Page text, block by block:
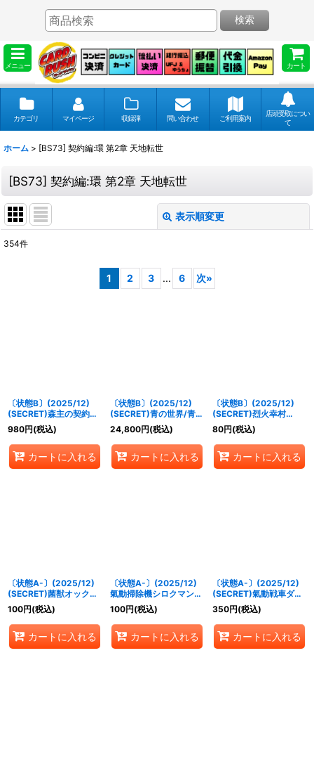
メニュー カート
検索
カテゴリ マイページ 収録弾 問い合わせ ご利用案内
店頭受取につい
て
ホーム > [BS73] 契約編:環 第2章 天地転世
[BS73] 契約編:環 第2章 天地転世
表示順変更
354件
1 2 3 ... 6 次»
〔状態B〕(2025/12)
(SECRET)森主の契約神
ユム・カアシュ【契約X-
SEC】{BS73-CX01}
《緑》
980円(税込)
カートに入れる
〔状態B〕(2025/12)
(SECRET)青の世界/青き
異神【CP-SEC】
{BS73-TCP06a/BS73-
TCP06b}《青》
24,800円(税込)
カートに入れる
〔状態B〕(2025/12)
(SECRET)烈火幸村
【CP-SEC】{BS73-
CP02}《赤》
80円(税込)
カートに入れる
〔状態A-〕(2025/12)
(SECRET)菌獣オックオ
ックス【R-SEC】
{BS73-024}《緑》
100円(税込)
カートに入れる
〔状態A-〕(2025/12)
氣動掃除機シロクマンバ
【C】{BS73-032}
《白》
100円(税込)
カートに入れる
〔状態A-〕(2025/12)
(SECRET)氣動戦車ダイ
タイガ【R-SEC】
{BS73-039}《白》
350円(税込)
カートに入れる